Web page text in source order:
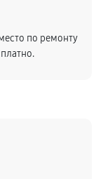
по ремонту